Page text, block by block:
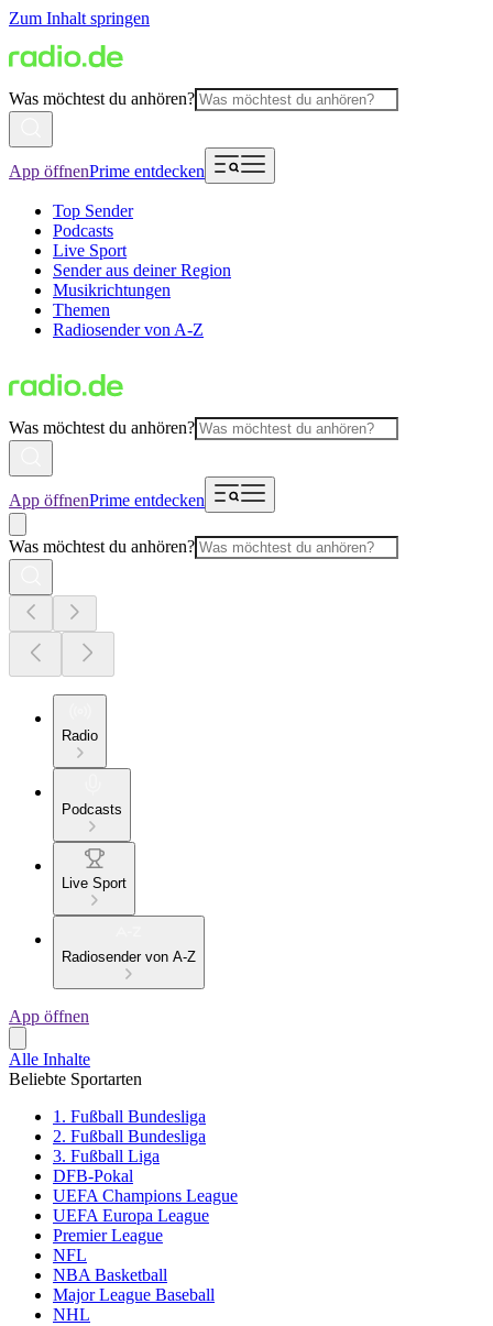
Zum Inhalt springen
Was möchtest du anhören?
App öffnenPrime entdecken
Top Sender
Podcasts
Live Sport
Sender aus deiner Region
Musikrichtungen
Themen
Radiosender von A-Z
Was möchtest du anhören?
App öffnenPrime entdecken
Was möchtest du anhören?
Radio
Podcasts
Live Sport
Radiosender von A-Z
App öffnen
Alle Inhalte
Beliebte Sportarten
1. Fußball Bundesliga
2. Fußball Bundesliga
3. Fußball Liga
DFB-Pokal
UEFA Champions League
UEFA Europa League
Premier League
NFL
NBA Basketball
Major League Baseball
NHL